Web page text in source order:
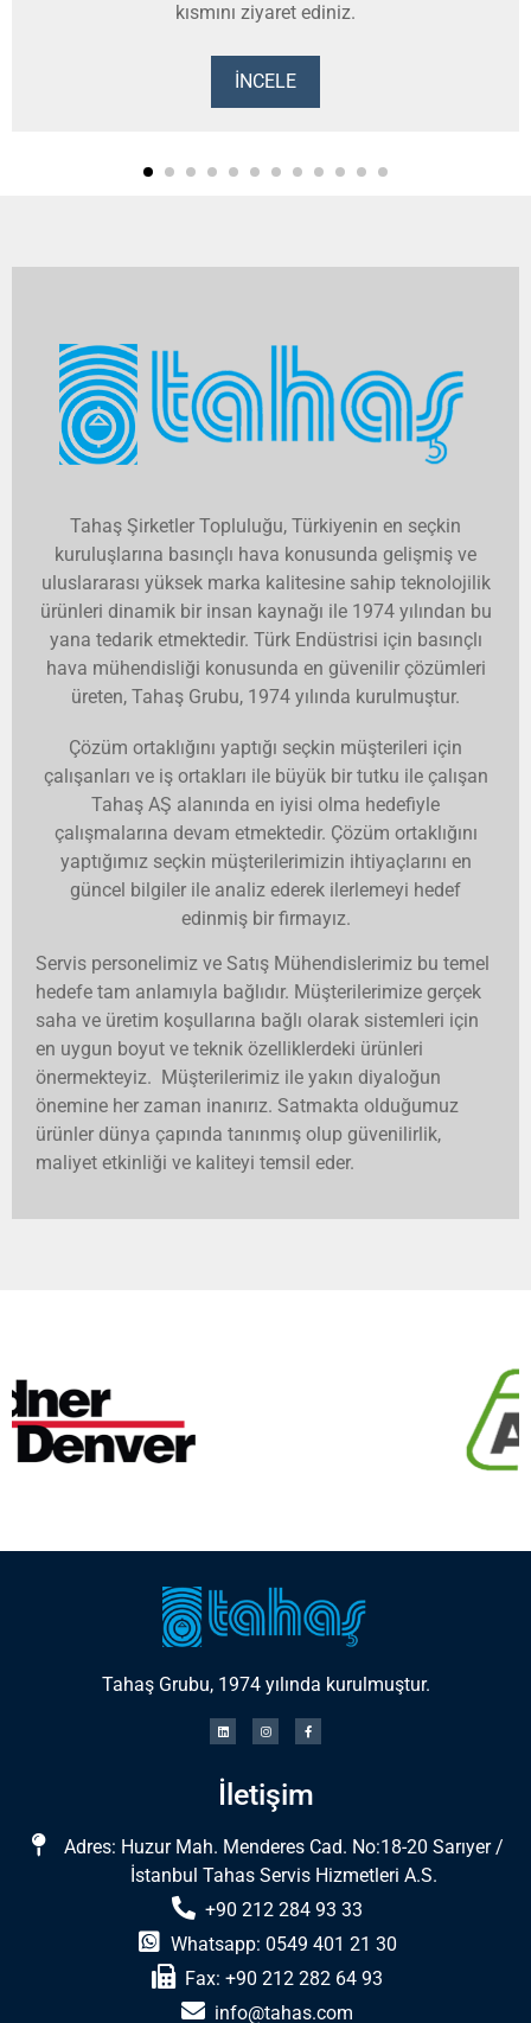
kısmını ziyaret ediniz.
İNCELE
Tahaş Şirketler Topluluğu, Türkiyenin en seçkin
kuruluşlarına basınçlı hava konusunda gelişmiş ve
uluslararası yüksek marka kalitesine sahip teknolojilik
ürünleri dinamik bir insan kaynağı ile 1974 yılından bu
yana tedarik etmektedir. Türk Endüstrisi için basınçlı
hava mühendisliği konusunda en güvenilir çözümleri
üreten, Tahaş Grubu, 1974 yılında kurulmuştur.
Çözüm ortaklığını yaptığı seçkin müşterileri için
çalışanları ve iş ortakları ile büyük bir tutku ile çalışan
Tahaş AŞ alanında en iyisi olma hedefiyle
çalışmalarına devam etmektedir. Çözüm ortaklığını
yaptığımız seçkin müşterilerimizin ihtiyaçlarını en
güncel bilgiler ile analiz ederek ilerlemeyi hedef
edinmiş bir firmayız.
Servis personelimiz ve Satış Mühendislerimiz bu temel
hedefe tam anlamıyla bağlıdır. Müşterilerimize gerçek
saha ve üretim koşullarına bağlı olarak sistemleri için
en uygun boyut ve teknik özelliklerdeki ürünleri
önermekteyiz. Müşterilerimiz ile yakın diyaloğun
önemine her zaman inanırız. Satmakta olduğumuz
ürünler dünya çapında tanınmış olup güvenilirlik,
maliyet etkinliği ve kaliteyi temsil eder.
Tahaş Grubu, 1974 yılında kurulmuştur.
İletişim
Adres: Huzur Mah. Menderes Cad. No:18-20 Sarıyer /
İstanbul Tahas Servis Hizmetleri A.S.
+90 212 284 93 33
Whatsapp: 0549 401 21 30
Fax: +90 212 282 64 93
info@tahas.com